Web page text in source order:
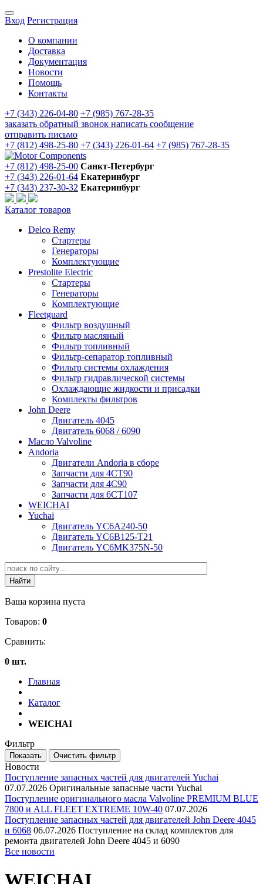
Вход Регистрация
О компании
Доставка
Документация
Новости
Помощь
Контакты
+7 (343) 226-04-80 +7 (985) 767-28-35
заказать обратный звонок написать сообщение
отправить письмо
+7 (812) 498-25-80 +7 (343) 226-01-64 +7 (985) 767-28-35
+7 (812) 498-25-00 Санкт-Петербург
+7 (343) 226-01-64 Екатеринбург
+7 (343) 237-30-32 Екатеринбург
Каталог товаров
Delco Remy
Стартеры
Генераторы
Комплектующие
Prestolite Electric
Стартеры
Генераторы
Комплектующие
Fleetguard
Фильтр воздушный
Фильтр масляный
Фильтр топливный
Фильтр-сепаратор топливный
Фильтр системы охлаждения
Фильтр гидравлической системы
Охлаждающие жидкости и присадки
Комплекты фильтров
John Deere
Двигатель 4045
Двигатель 6068 / 6090
Масло Valvoline
Andoria
Двигатели Andoria в сборе
Запчасти для 4CT90
Запчасти для 4С90
Запчасти для 6CT107
WEICHAI
Yuchai
Двигатель YC6A240-50
Двигатель YC6B125-T21
Двигатель YC6MK375N-50
Ваша корзина пуста
Товаров: 0
Сравнить:
0 шт.
Главная
Каталог
WEICHAI
Фильтр
Новости
Поступление запасных частей для двигателей Yuchai
07.07.2026 Оригинальные запасные части Yuchai
Поступление оригинального масла Valvoline PREMIUM BLUE
7800 и ALL FLEET EXTREME 10W-40 07.07.2026
Поступление запасных частей для двигателей John Deere 4045
и 6068 06.07.2026 Поступление на склад комплектов для
ремонта двигателей John Deere 4045 и 6090
Все новости